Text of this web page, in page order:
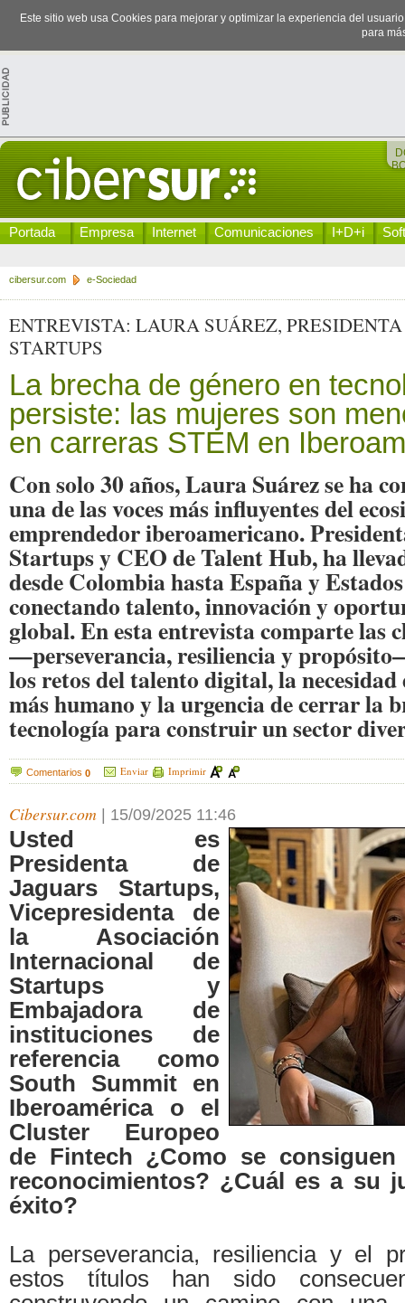
Este sitio web usa Cookies para mejorar y optimizar la experiencia del
para
Portada Empresa Internet Comunicaciones I+D+i
cibersur.com e-Sociedad
ENTREVISTA: LAURA SUÁREZ,
STARTUPS
La brecha de género en
persiste: las mujeres son
en carreras STEM en
Con solo 30 años, Laura Suárez se ha
una de las voces más influyentes del
emprendedor iberoamericano.
Startups y CEO de Talent Hub, ha
desde Colombia hasta España y
conectando talento, innovación y
global. En esta entrevista comparte las
—perseverancia, resiliencia y
los retos del talento digital, la
más humano y la urgencia de cerrar la
tecnología para construir un sector
Comentarios 0 Enviar Imprimir
Cibersur.com 15/09/2025 11:46
Usted es
Presidenta de
Jaguars Startups,
Vicepresidenta de
la Asociación
Internacional de
Startups y
Embajadora de
instituciones de
referencia como
South Summit en
Iberoamérica o el
Cluster Europeo
de Fintech ¿Como se
reconocimientos? ¿Cuál es a su
éxito?
La perseverancia, resiliencia y el
estos títulos han sido